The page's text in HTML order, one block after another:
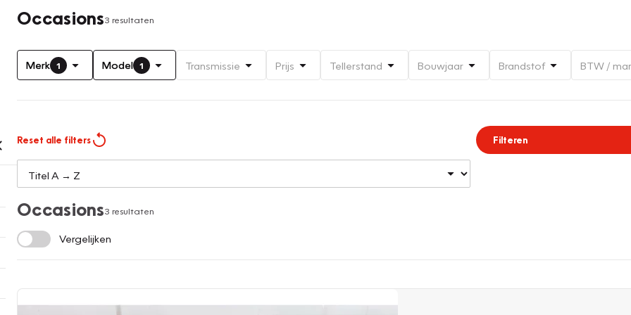
Occasions3 resultaten
Merk 1 Model 1 Transmissie Prijs Tellerstand Bouwjaar Brandstof BTW /
Reset alle filters Filteren
Occasions3 resultaten
Vergelijken